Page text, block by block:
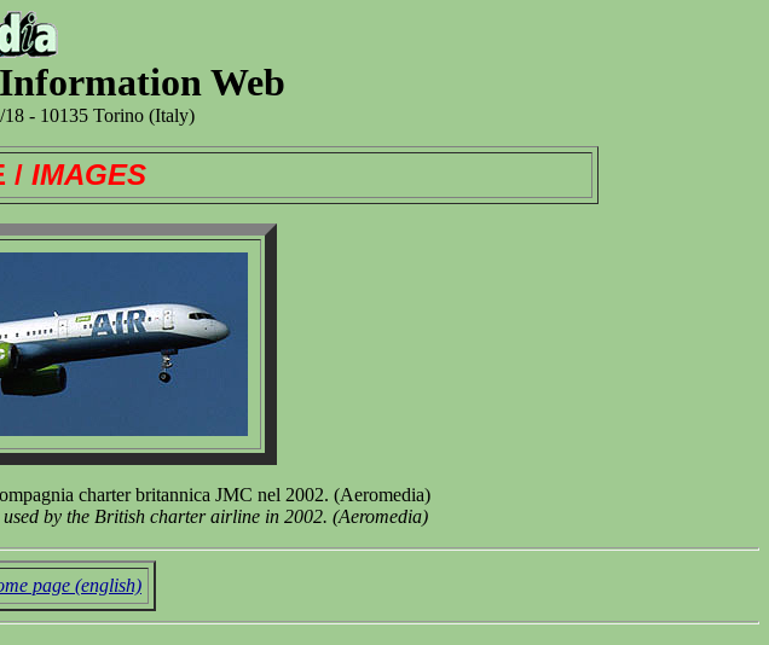
Web
18 - 10135 Torino (Italy)
/ IMAGES
charter britannica JMC nel 2002. (Aeromedia)
by the British charter airline in 2002. (Aeromedia)
page (english)